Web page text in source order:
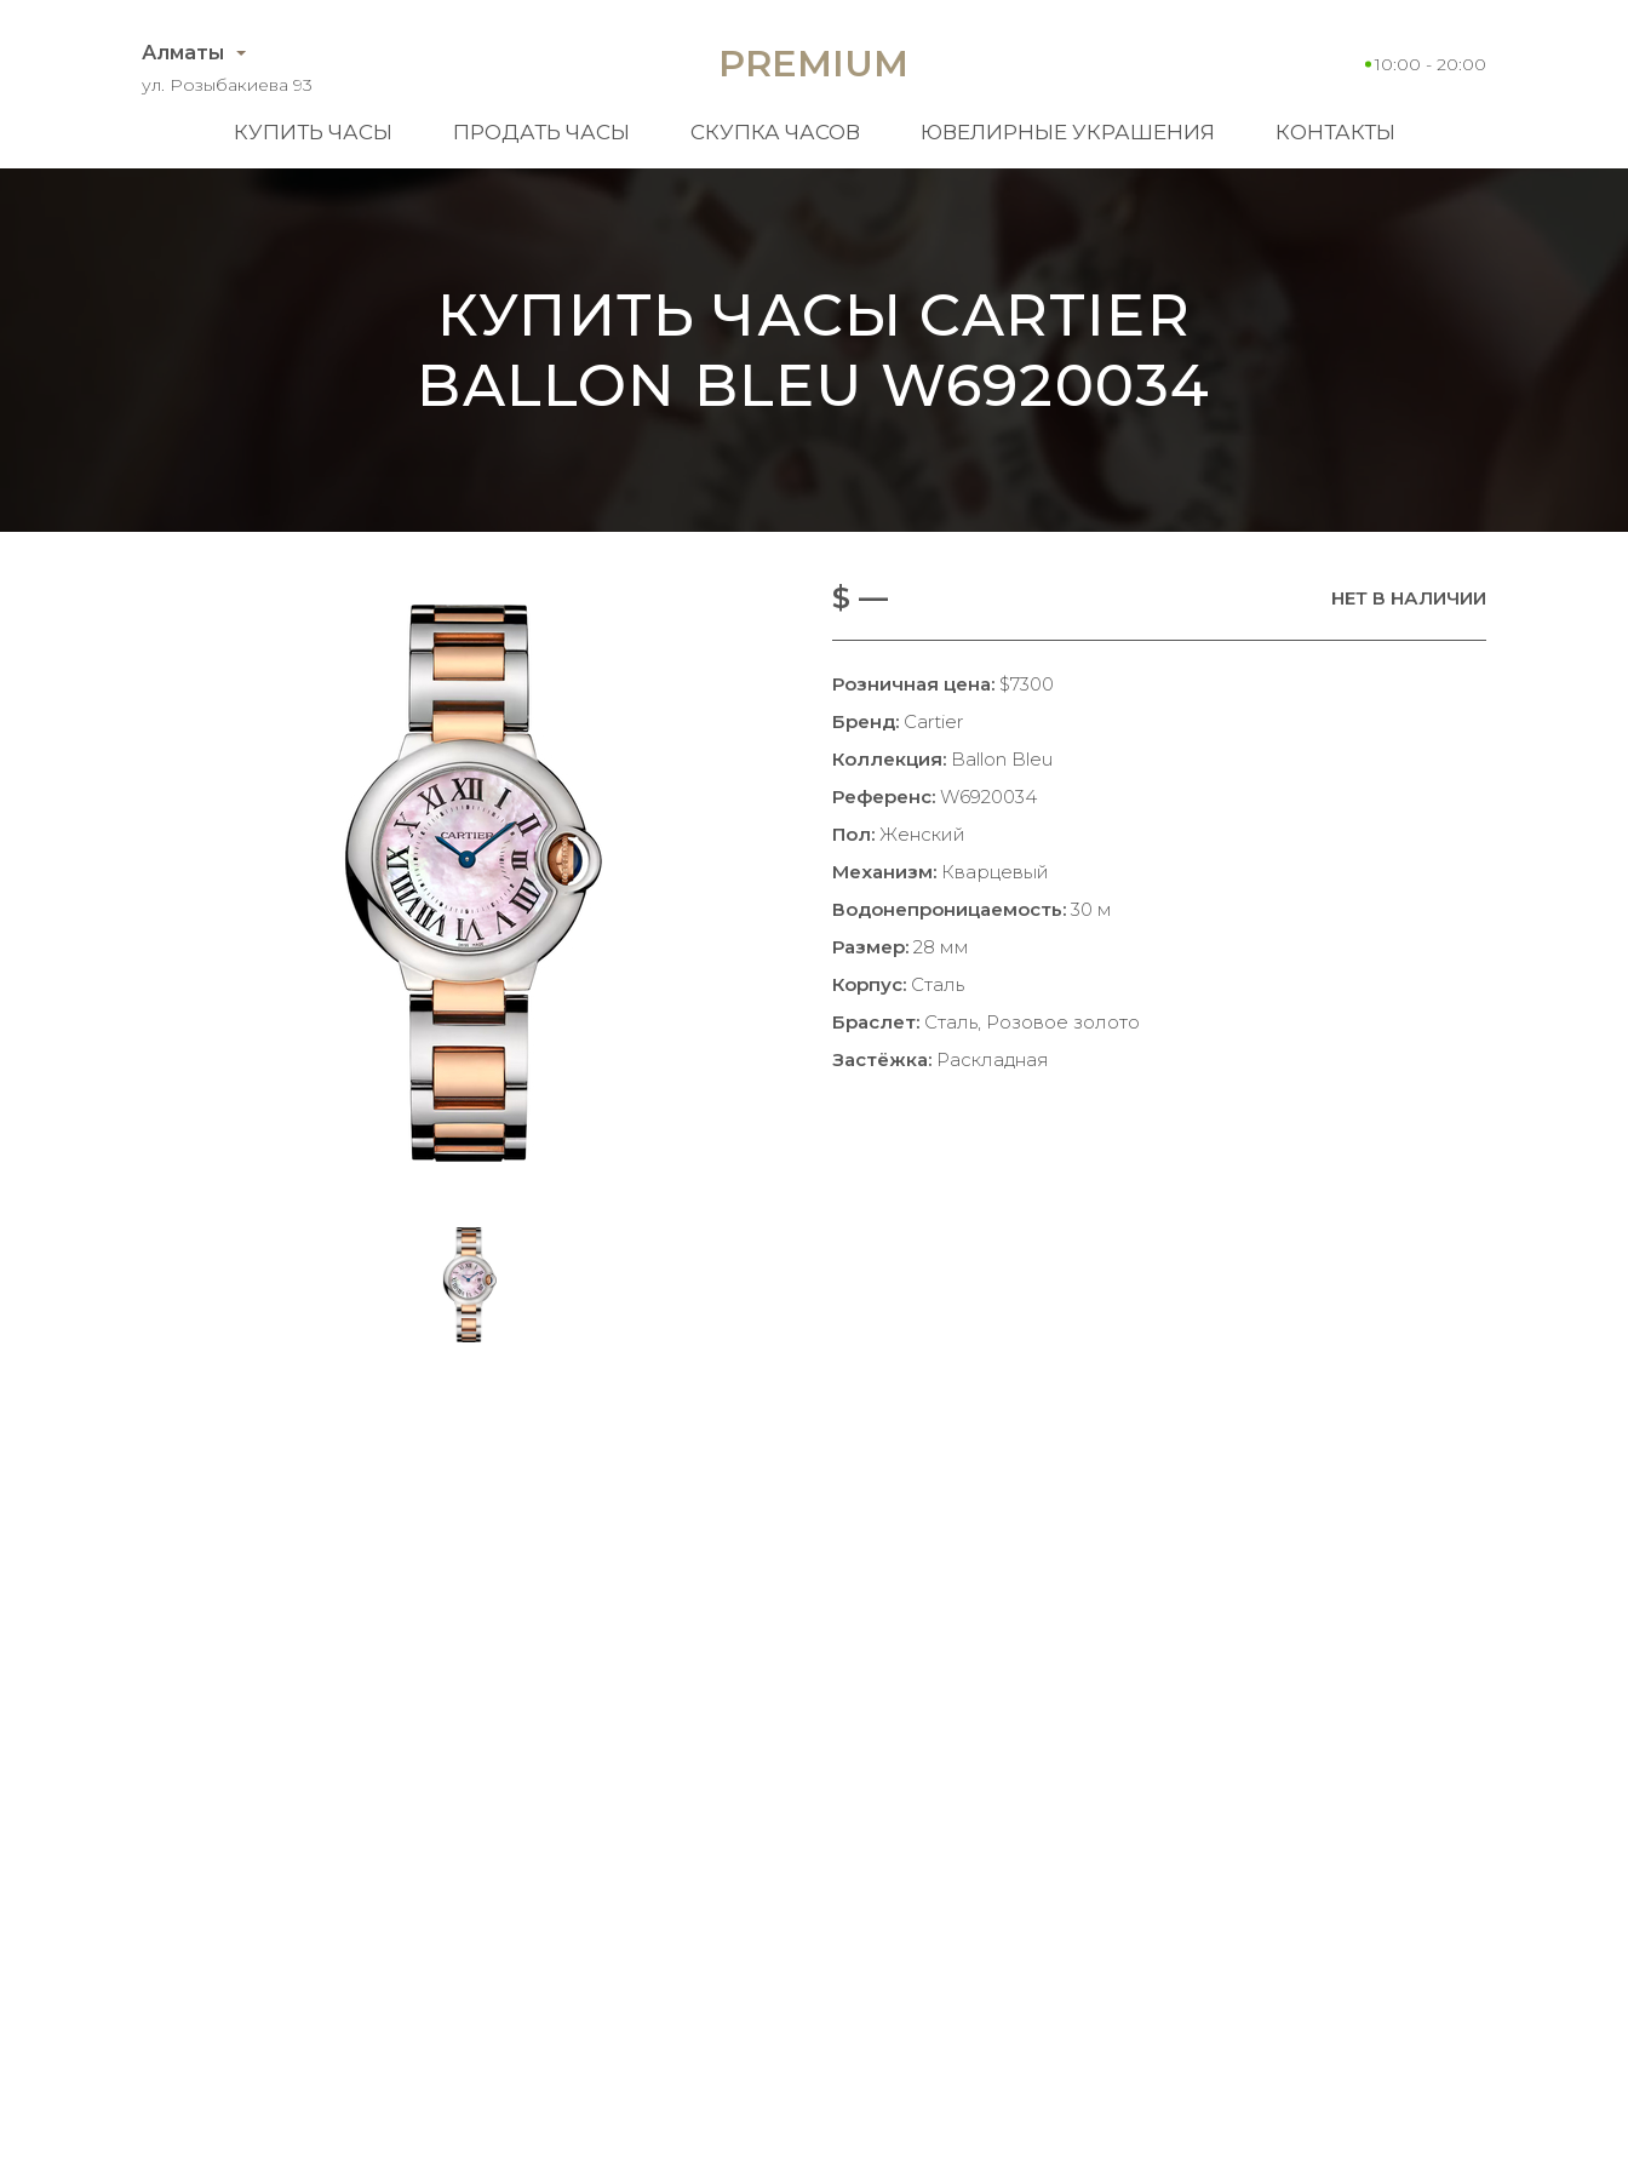
Алматы
ул. Розыбакиева 93 PREMIUM 10:00 - 20:00
КУПИТЬ ЧАСЫ ПРОДАТЬ ЧАСЫ СКУПКА ЧАСОВ ЮВЕЛИРНЫЕ УКРАШЕНИЯ КОНТАКТЫ
КУПИТЬ ЧАСЫ CARTIER
BALLON BLEU W6920034
$ — НЕТ В НАЛИЧИИ
Розничная цена: $7300
Бренд: Cartier
Коллекция: Ballon Bleu
Референс: W6920034
Пол: Женский
Механизм: Кварцевый
Водонепроницаемость: 30 м
Размер: 28 мм
Корпус: Сталь
Браслет: Сталь, Розовое золото
Застёжка: Раскладная